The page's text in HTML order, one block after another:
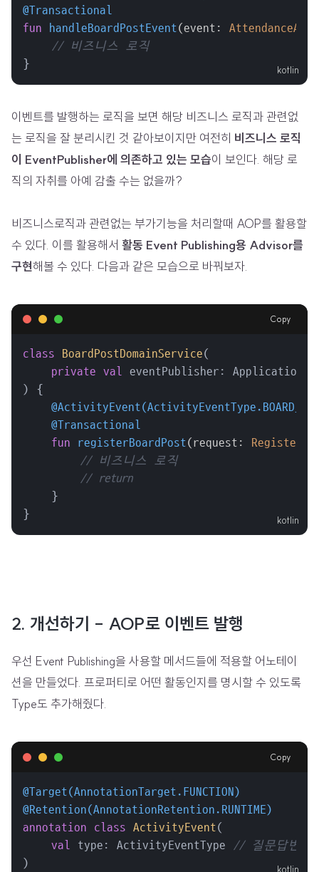
@Transactional
fun
handleBoardPostEvent(event:
// 비즈니스 로직
}
이벤트를 발행하는 로직을 보면 해당 비즈니스 로직과 관련없
는 로직을 잘 분리시킨 것 같아보이지만 여전히 비즈니스 로직
이 EventPublisher에 의존하고 있는 모습이 보인다. 해당 로
직의 자취를 아예 감출 수는 없을까?
비즈니스로직과 관련없는 부가기능을 처리할때 AOP를 활용할
수 있다. 이를 활용해서 활동 Event Publishing용 Advisor를
구현해볼 수 있다. 다음과 같은 모습으로 바꿔보자.
Copy
class BoardPostDomainService(
private
val eventPublisher:
) {
@Transactional
fun
registerBoardPost(request:
// 비즈니스 로직
// return
    }
}
2. 개선하기 - AOP로 이벤트 발행
우선 Event Publishing을 사용할 메서드들에 적용할 어노테이
션을 만들었다. 프로퍼티로 어떤 활동인지를 명시할 수 있도록
Type도 추가해줬다.
Copy
@Target(AnnotationTarget.FUNCTION)
@Retention(AnnotationRetention.RUNTIME)
annotation
class ActivityEvent(
val type: ActivityEventType
// 질문답변,
)